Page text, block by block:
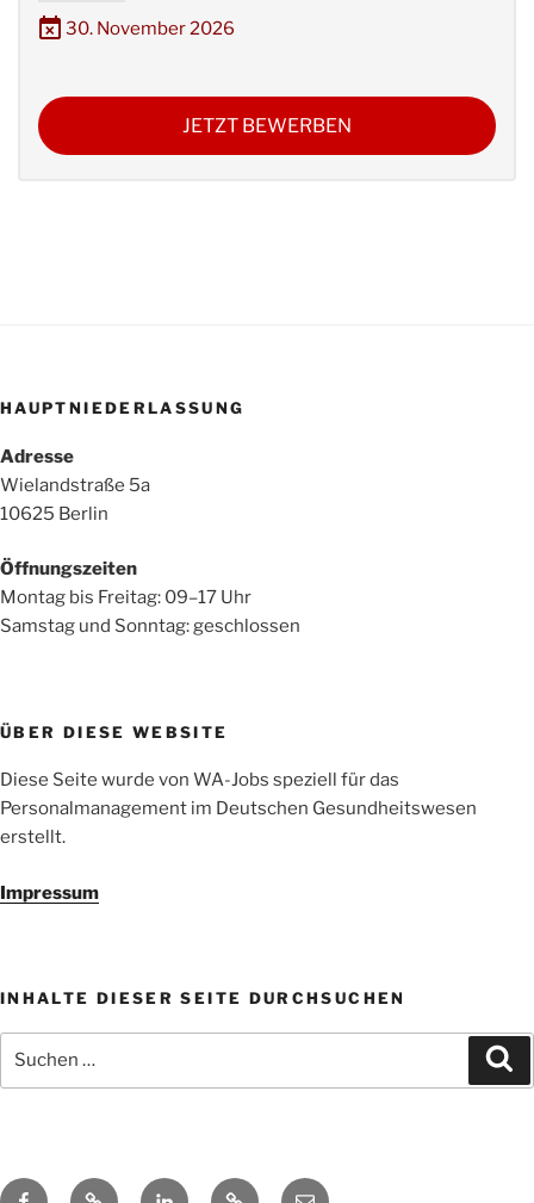
30. November 2026
JETZT BEWERBEN
HAUPTNIEDERLASSUNG
Adresse
Wielandstraße 5a
10625 Berlin
Öffnungszeiten
Montag bis Freitag: 09–17 Uhr
Samstag und Sonntag: geschlossen
ÜBER DIESE WEBSITE
Diese Seite wurde von WA-Jobs speziell für das
Personalmanagement im Deutschen Gesundheitswesen
erstellt.
Impressum
INHALTE DIESER SEITE DURCHSUCHEN
nach:
FacebookXing LinkedInWA- 📧